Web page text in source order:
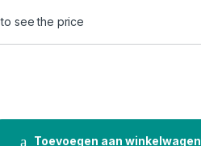
to see the price
Toevoegen aan winkelwagen